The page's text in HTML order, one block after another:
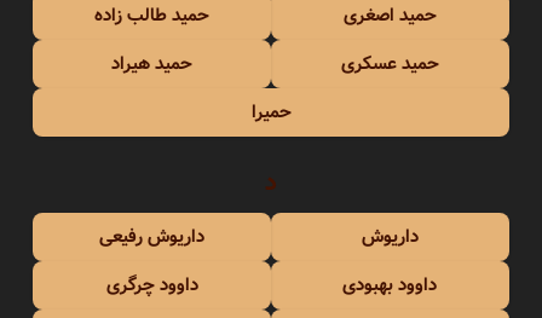
حمید اصغری
حمید طالب زاده
حمید عسکری
حمید هیراد
حمیرا
د
داریوش
داریوش رفیعی
داوود بهبودی
داوود چرگری